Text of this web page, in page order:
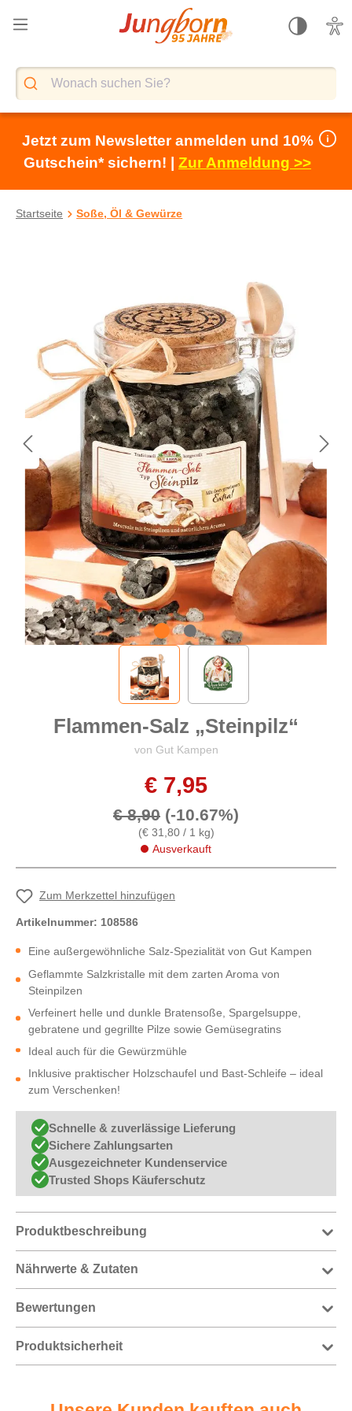
springen
Jetzt zum Newsletter anmelden und 10%
Gutschein* sichern! | Zur Anmeldung >>
Startseite Soße, Öl & Gewürze
Flammen-Salz „Steinpilz“
von Gut Kampen
€ 7,95
€ 8,90 (-10.67%)
(€ 31,80 / 1 kg)
Ausverkauft
Zum Merkzettel hinzufügen
Artikelnummer: 108586
Eine außergewöhnliche Salz-Spezialität von Gut Kampen
Geflammte Salzkristalle mit dem zarten Aroma von
Steinpilzen
Verfeinert helle und dunkle Bratensoße, Spargelsuppe,
gebratene und gegrillte Pilze sowie Gemüsegratins
Ideal auch für die Gewürzmühle
Inklusive praktischer Holzschaufel und Bast-Schleife – ideal
zum Verschenken!
Schnelle & zuverlässige Lieferung
Sichere Zahlungsarten
Ausgezeichneter Kundenservice
Trusted Shops Käuferschutz
Produktbeschreibung
Nährwerte & Zutaten
Bewertungen
Produktsicherheit